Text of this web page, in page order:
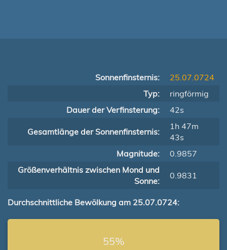
Sonnenfinsternis:
25.07.0724
Typ:
ringförmig
Dauer der Verfinsterung:
42s
Gesamtlänge der Sonnenfinsternis:
1h 47m
43s
Magnitude:
0.9857
Größenverhältnis zwischen Mond und
Sonne:
0.9831
Durchschnittliche Bewölkung am 25.07.0724:
55%